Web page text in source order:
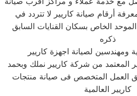
أرقام صيانة كاريير لا تتردد في
الموحد الخاص بسكان القنايات السابق
ذكره
ومهندسين لصيانة اجهزة كاريير
المعتمد من شركة كاريير نملك وبحمد
العمل المتخصص فى صيانة منتجات
كاريير العالمية